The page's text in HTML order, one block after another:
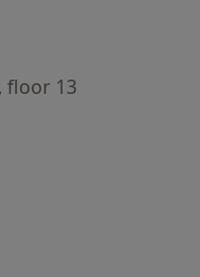
floor 13